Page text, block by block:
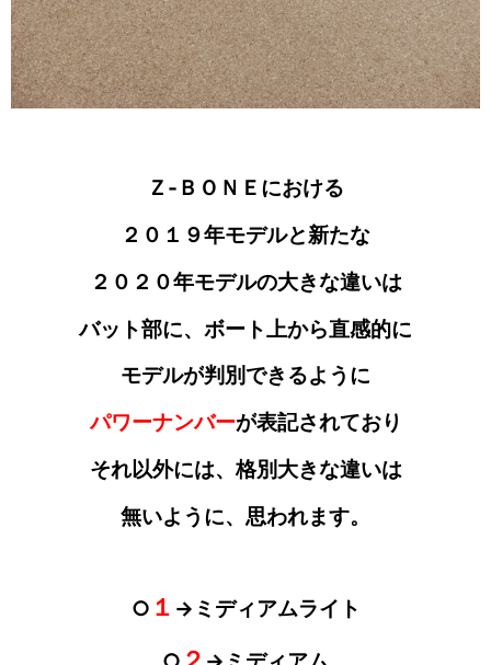
Ｚ‐ＢＯＮＥにおける
２０１９年モデルと新たな
２０２０年モデルの大きな違いは
バット部に、ボート上から直感的に
モデルが判別できるように
パワーナンバーが表記されており
それ以外には、格別大きな違いは
無いように、思われます。
○ １ →ミディアムライト